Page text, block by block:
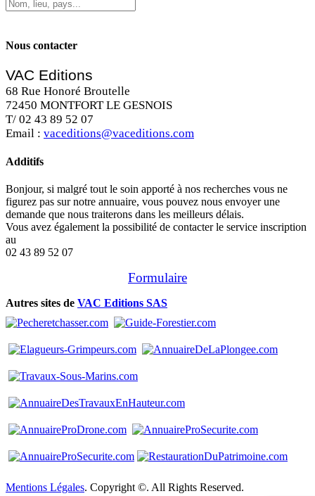
Nous contacter
VAC Editions
68 Rue Honoré Broutelle
72450 MONTFORT LE GESNOIS
T/ 02 43 89 52 07
Email : vaceditions@vaceditions.com
Additifs
Bonjour, si malgré tout le soin apporté à nos recherches vous ne
figurez pas sur notre annuaire, vous pouvez nous envoyer une
demande que nous traiterons dans les meilleurs délais.
Vous avez également la possibilité de contacter le service inscription
au
02 43 89 52 07
Formulaire
Autres sites de VAC Editions SAS
Mentions Légales. Copyright ©. All Rights Reserved.